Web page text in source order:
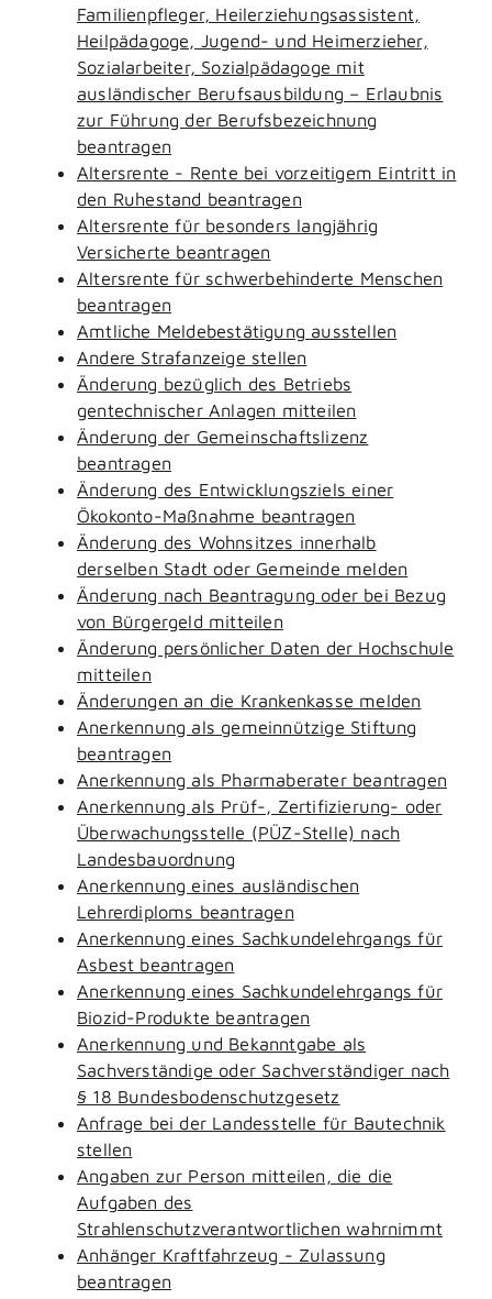
Familienpfleger, Heilerziehungsassistent,
Heilpädagoge, Jugend- und Heimerzieher,
Sozialarbeiter, Sozialpädagoge mit
ausländischer Berufsausbildung – Erlaubnis
zur Führung der Berufsbezeichnung
beantragen
Altersrente - Rente bei vorzeitigem Eintritt in
den Ruhestand beantragen
Altersrente für besonders langjährig
Versicherte beantragen
Altersrente für schwerbehinderte Menschen
beantragen
Amtliche Meldebestätigung ausstellen
Andere Strafanzeige stellen
Änderung bezüglich des Betriebs
gentechnischer Anlagen mitteilen
Änderung der Gemeinschaftslizenz
beantragen
Änderung des Entwicklungsziels einer
Ökokonto-Maßnahme beantragen
Änderung des Wohnsitzes innerhalb
derselben Stadt oder Gemeinde melden
Änderung nach Beantragung oder bei Bezug
von Bürgergeld mitteilen
Änderung persönlicher Daten der Hochschule
mitteilen
Änderungen an die Krankenkasse melden
Anerkennung als gemeinnützige Stiftung
beantragen
Anerkennung als Pharmaberater beantragen
Anerkennung als Prüf-, Zertifizierung- oder
Überwachungsstelle (PÜZ-Stelle) nach
Landesbauordnung
Anerkennung eines ausländischen
Lehrerdiploms beantragen
Anerkennung eines Sachkundelehrgangs für
Asbest beantragen
Anerkennung eines Sachkundelehrgangs für
Biozid-Produkte beantragen
Anerkennung und Bekanntgabe als
Sachverständige oder Sachverständiger nach
§ 18 Bundesbodenschutzgesetz
Anfrage bei der Landesstelle für Bautechnik
stellen
Angaben zur Person mitteilen, die die
Aufgaben des
Strahlenschutzverantwortlichen wahrnimmt
Anhänger Kraftfahrzeug - Zulassung
beantragen